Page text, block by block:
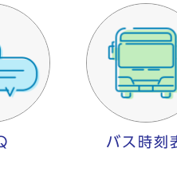
バス時刻